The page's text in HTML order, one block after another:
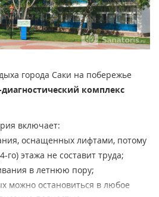
города Саки на побережье
комплекс
включает:
оснащенных лифтами, потому
го) этажа не составит труда;
в летнюю пору;
можно остановиться в любое